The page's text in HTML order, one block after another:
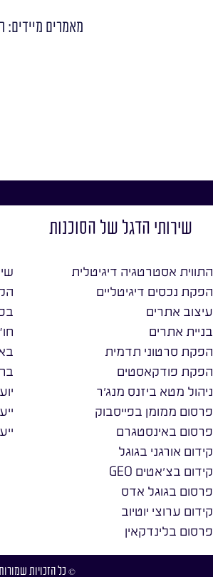
מאמרים מיידים:
שירותי הדגל של הסוכנות
התווית אסטרטגיה דיגיטלית
הפקת נכסים דיגיטליים
עיצוב אתרים
בניית אתרים
הפקת סרטוני תדמית
הפקת פודקאסטים
ניהול מטא ביזנס מנג׳ר
פרסום ממומן בפייסבוק
פרסום באינסטגרם
קידום אורגני בגוגל
קידום בצ׳אטים GEO
פרסום בגוגל אדס
קידום ערוצי יוטיוב
פרסום בלינדקאין
© כל הזכויות